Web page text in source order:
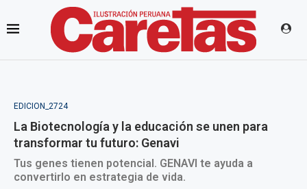
EDICION_2724
La Biotecnología y la educación se unen para
transformar tu futuro: Genavi
Tus genes tienen potencial. GENAVI te ayuda a
convertirlo en estrategia de vida.